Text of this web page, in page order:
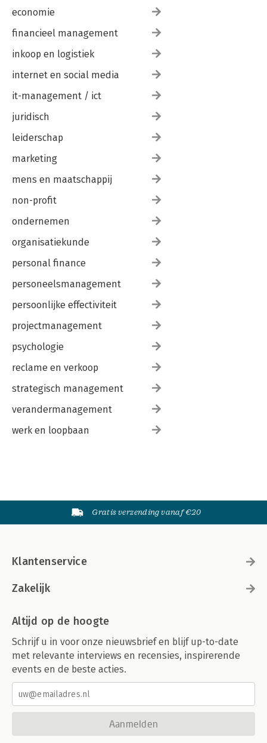
economie
financieel management
inkoop en logistiek
internet en social media
it-management / ict
juridisch
leiderschap
marketing
mens en maatschappij
non-profit
ondernemen
organisatiekunde
personal finance
personeelsmanagement
persoonlijke effectiviteit
projectmanagement
psychologie
reclame en verkoop
strategisch management
verandermanagement
werk en loopbaan
Gratis verzending vanaf €20
Klantenservice
Zakelijk
Altijd op de hoogte
Schrijf u in voor onze nieuwsbrief en blijf up-to-date
met relevante interviews en recensies, inspirerende
events en de beste acties.
Aanmelden